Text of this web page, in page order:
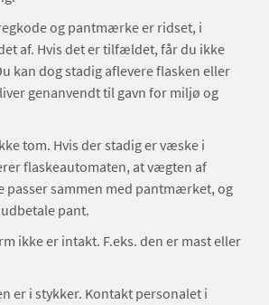
og pantmærke er ridset, i
af. Hvis det er tilfældet, får du ikke
kan dog stadig aflevere flasken eller
genanvendt til gavn for miljø og
tom. Hvis der stadig er væske i
flaskeautomaten, at vægten af
passer sammen med pantmærket, og
pant.
ikke er intakt. F.eks. den er mast eller
er i stykker. Kontakt personalet i